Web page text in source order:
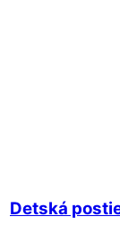
Detská